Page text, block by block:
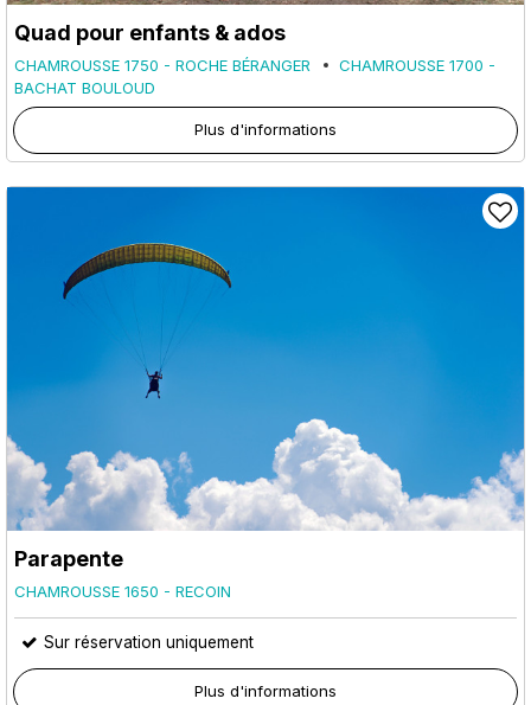
Quad pour enfants & ados
CHAMROUSSE 1750 - ROCHE BÉRANGER
CHAMROUSSE 1700 -
BACHAT BOULOUD
Plus d'informations
Parapente
CHAMROUSSE 1650 - RECOIN
Sur réservation uniquement
Plus d'informations